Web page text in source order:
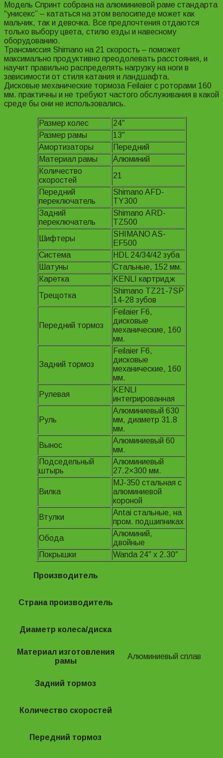
Модель Спринт собрана на алюминиевой раме стандарта
“унисекс” – кататься на этом велосипеде может как
мальчик, так и девочка. Все предпочтения отдаются
только выбору цвета, стилю езды и навесному
оборудованию.
Трансмиссия Shimano на 21 скорость – поможет
максимально продуктивно преодолевать расстояния, и
научит правильно распределять нагрузку на ноги в
зависимости от стиля катания и ландшафта.
Дисковые механические тормоза Feilaier с роторами 160
мм. практичны и не требуют частого обслуживания в какой
среде бы они не использовались.
Размер колес
24″
Размер рамы
13″
Амортизаторы
Передний
Материал рамы
Алюминий
Количество
скоростей
21
Передний
переключатель
Shimano AFD-
TY300
Задний
переключатель
Shimano АRD-
TZ500
Шифтеры
SHIMANO AS-
EF500
Система
HDL 24/34/42 зуба
Шатуны
Стальные, 152 мм.
Каретка
KENLI картридж
Трещотка
Shimano TZ21-7SP
14-28 зубов
Передний тормоз
Feilaier F6,
дисковые
механические, 160
мм.
Задний тормоз
Feilaier F6,
дисковые
механические, 160
мм.
Рулевая
KENLI
интегрированная
Руль
Алюминиевый 630
мм, диаметр 31.8
мм.
Вынос
Алюминиевый 60
мм.
Подседельный
штырь
Алюминиевый
27.2×300 мм.
Вилка
MJ-350 стальная с
алюминиевой
короной
Втулки
Antai стальные, на
пром. подшипниках
Обода
Алюминий,
двойные
Покрышки
Wanda 24″ x 2.30″
Производитель
Страна производитель
Диаметр колеса/диска
Материал изготовления
рамы
Алюминиевый сплав
Задний тормоз
Количество скоростей
Передний тормоз